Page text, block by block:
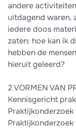
andere
uitdagend waren,
iedere doos
zaten: hoe kan ik
hebben de mensen
hieruit geleerd?
2 VORMEN VAN
Kennisgericht